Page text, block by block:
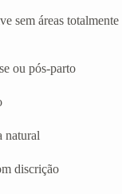
sem áreas totalmente
ou pós-parto
natural
discrição